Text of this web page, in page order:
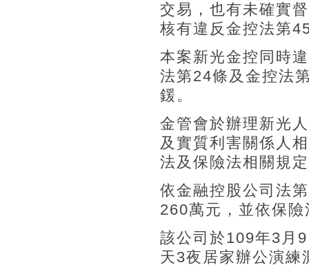
交易，也有未確實
核有違反金控法第
本案新光金控同時
法第24條及金控法
鍰。
金管會於辦理新光
及實質利害關係人
法及保險法相關規
依金融控股公司法
260萬元，並依保
該公司於109年3月
天3夜居家辦公演